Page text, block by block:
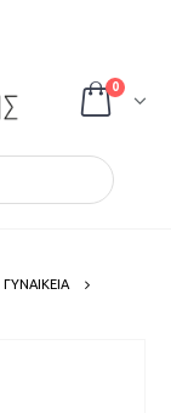
0
ΓΥΝΑΙΚΕΙΑ